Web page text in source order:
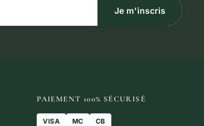
Je m'inscris
PAIEMENT 100% SÉCURISÉ
VISA MC CB